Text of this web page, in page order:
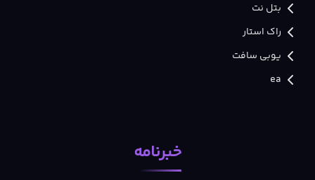
بتل نت
راک استار
یوبی سافت
ea
خبرنامه